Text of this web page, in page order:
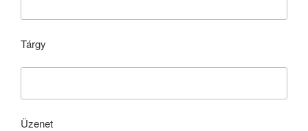
Tárgy
Üzenet